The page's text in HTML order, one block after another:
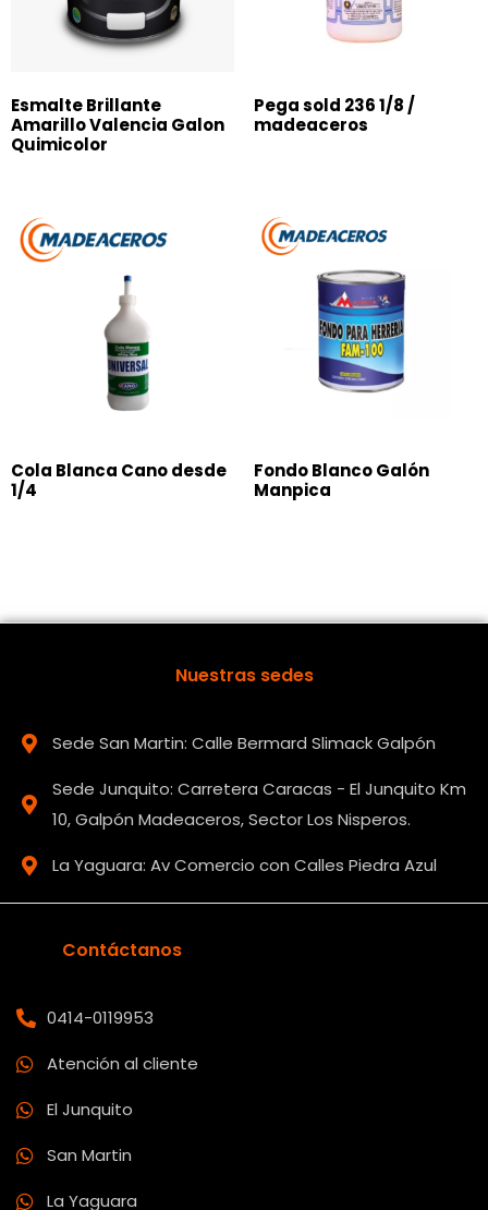
Esmalte Brillante
Amarillo Valencia Galon
Quimicolor
Pega sold 236 1/8 /
madeaceros
Cola Blanca Cano desde
1/4
Fondo Blanco Galón
Manpica
Contáctanos
0414-0119953
Atención al cliente
El Junquito
San Martin
La Yaguara
Nuestras sedes
Sede San Martin: Calle Bermard Slimack Galpón
Sede Junquito: Carretera Caracas - El Junquito Km
10, Galpón Madeaceros, Sector Los Nisperos.
La Yaguara: Av Comercio con Calles Piedra Azul